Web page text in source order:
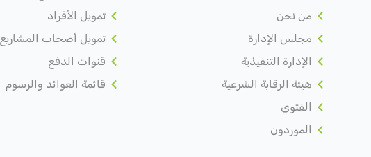
من نحن
مجلس الإدارة
الإدارة التنفيذية
هيئة الرقابة الشرعية
الفتوى
الموردون
تمويل الأفراد
تمويل أصحاب المشاريع
قنوات الدفع
قائمة العوائد والرسوم